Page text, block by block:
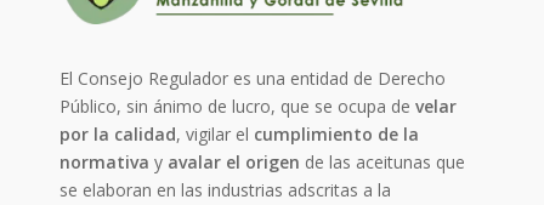
El Consejo Regulador es una entidad de Derecho
Público, sin ánimo de lucro, que se ocupa develar
por la calidad, vigilar el cumplimiento de la
normativa y avalar el origen de las aceitunas que
se elaboran en las industrias adscritas a la